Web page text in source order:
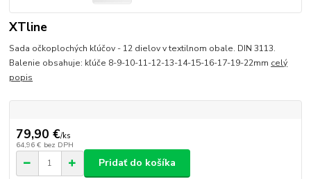
XTline
Sada očkoplochých kľúčov - 12 dielov v textilnom obale. DIN 3113.
Balenie obsahuje: kľúče 8-9-10-11-12-13-14-15-16-17-19-22mm celý
popis
79,90 €/ks
64,96 € bez DPH
Pridať do košíka